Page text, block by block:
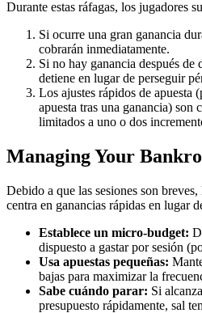
Durante estas ráfagas, los jugadores
Si ocurre una gran ganancia
cobrarán inmediatamente.
Si no hay ganancia después de
detiene en lugar de perseguir
Los ajustes rápidos de apuesta
apuesta tras una ganancia) son
limitados a uno o dos
Managing Your
Debido a que las sesiones son
centra en ganancias rápidas en lugar
Establece un micro‑budget:
dispuesto a gastar por sesión
Usa apuestas pequeñas:
bajas para maximizar la
Sabe cuándo parar: Si
presupuesto rápidamente, sal